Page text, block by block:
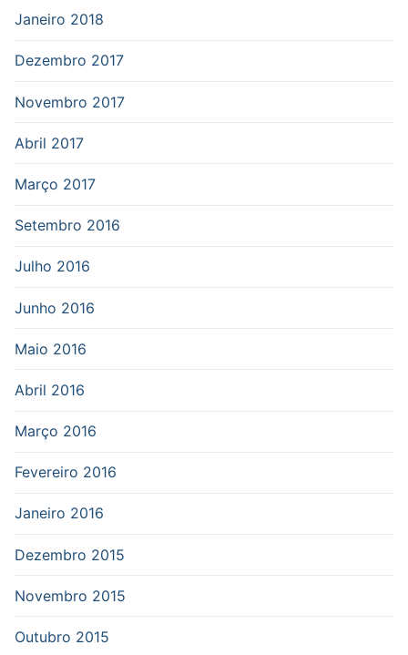
Janeiro 2018
Dezembro 2017
Novembro 2017
Abril 2017
Março 2017
Setembro 2016
Julho 2016
Junho 2016
Maio 2016
Abril 2016
Março 2016
Fevereiro 2016
Janeiro 2016
Dezembro 2015
Novembro 2015
Outubro 2015